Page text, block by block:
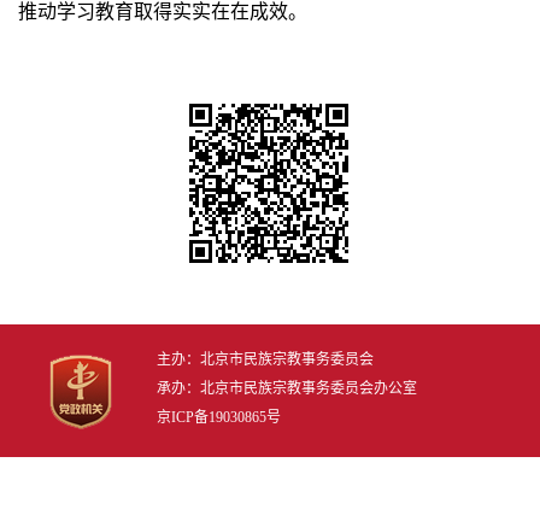
推动学习教育取得实实在在成效。
主办：北京市民族宗教事务委员会
承办：北京市民族宗教事务委员会办公室
京ICP备19030865号